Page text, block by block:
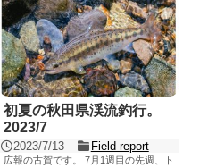
初夏の秋田県渓流釣行。
2023/7
2023/7/13 Field report
広報の古賀です。 7月1週目の先週、ト